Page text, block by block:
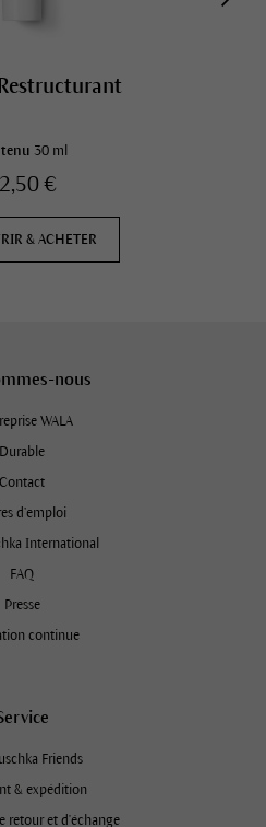
30 ml
€
& ACHETER
nous
WALA
Durable
Contact
d’emploi
International
FAQ
Presse
continue
Friends
& expédition
retour et d'échange